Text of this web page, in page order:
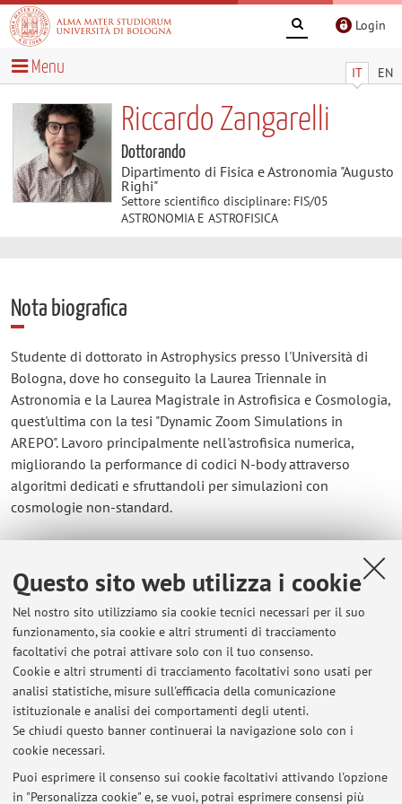
Questo sito web utilizza i cookie
Nel nostro sito utilizziamo sia cookie tecnici necessari per il suo
funzionamento, sia cookie e altri strumenti di tracciamento
facoltativi che potrai attivare solo con il tuo consenso.
Cookie e altri strumenti di tracciamento facoltativi sono usati per
analisi statistiche, misure sull'efficacia della comunicazione
istituzionale e analisi dei comportamenti degli utenti.
Se chiudi questo banner continuerai la navigazione solo con i
cookie necessari.
Puoi esprimere il consenso sui cookie facoltativi attivando l'opzione
in "Personalizza cookie" e, se vuoi, potrai esprimere consensi più
Login
IT EN
Menu
Riccardo Zangarelli
Dottorando
Dipartimento di Fisica e Astronomia "Augusto
Righi"
Settore scientifico disciplinare: FIS/05
ASTRONOMIA E ASTROFISICA
Nota biografica
Studente di dottorato in Astrophysics presso l'Università di
Bologna, dove ho conseguito la Laurea Triennale in
Astronomia e la Laurea Magistrale in Astrofisica e Cosmologia,
quest'ultima con la tesi "Dynamic Zoom Simulations in
AREPO". Lavoro principalmente nell'astrofisica numerica,
migliorando la performance di codici N-body attraverso
algoritmi dedicati e sfruttandoli per simulazioni con
cosmologie non-standard.
E-mail:
riccardo.zangarelli2@unibo.it
Tel:
+39 051 20 9 5795
Dipartimento di Fisica e Astronomia "Augusto Righi"
Viale Berti Pichat 6/2, Bologna -
Vai alla mappa